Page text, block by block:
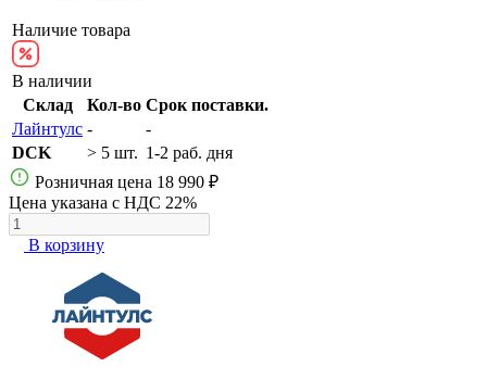
Наличие товара
В наличии
Склад
Кол-во Срок поставки.
Лайнтулс -
-
DCK
> 5 шт. 1-2 раб. дня
Розничная цена 18 990 ₽
Цена указана с НДС 22%
В корзину